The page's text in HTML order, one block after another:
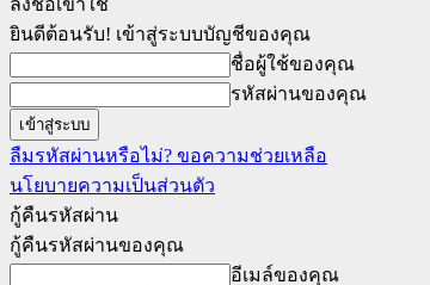
ลงชื่อเข้าใช้
ยินดีต้อนรับ! เข้าสู่ระบบบัญชีของคุณ
ชื่อผู้ใช้ของคุณ
รหัสผ่านของคุณ
ลืมรหัสผ่านหรือไม่? ขอความช่วยเหลือ
นโยบายความเป็นส่วนตัว
กู้คืนรหัสผ่าน
กู้คืนรหัสผ่านของคุณ
อีเมล์ของคุณ